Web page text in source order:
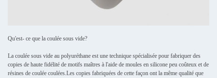
Qu'est- ce que la coulée sous vide?
La coulée sous vide au polyuréthane est une technique spécialisée pour fabriquer des
copies de haute fidélité de motifs maîtres à l'aide de moules en silicone peu coûteux et de
résines de coulée coulées.Les copies fabriquées de cette façon ont la même qualité que